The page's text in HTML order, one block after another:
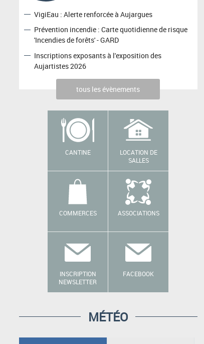
VigiEau : Alerte renforcée à Aujargues
Prévention incendie : Carte quotidienne de risque
'Incendies de forêts' - GARD
Inscriptions exposants à l'exposition des
Aujartistes 2026
tous les évènements
CANTINE
LOCATION DE
SALLES
COMMERCES ASSOCIATIONS
INSCRIPTION
NEWSLETTER
FACEBOOK
MÉTÉO